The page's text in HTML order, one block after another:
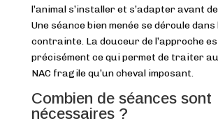
l’animal s’installer et s’adapter avant
Une séance bien menée se déroule dans
contrainte. La douceur de l’approche
précisément ce qui permet de traiter
NAC fragile qu’un cheval imposant.
Combien de séances sont
nécessaires ?